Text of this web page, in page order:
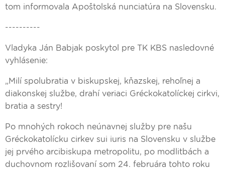
tom informovala Apoštolská nunciatúra na Slovensku.
----------
Vladyka Ján Babjak poskytol pre TK KBS nasledovné
vyhlásenie:
„Milí spolubratia v biskupskej, kňazskej, rehoľnej a
diakonskej službe, drahí veriaci Gréckokatolíckej cirkvi,
bratia a sestry!
Po mnohých rokoch neúnavnej služby pre našu
Gréckokatolícku cirkev sui iuris na Slovensku v službe
jej prvého arcibiskupa metropolitu, po modlitbách a
duchovnom rozlišovaní som 24. februára tohto roku